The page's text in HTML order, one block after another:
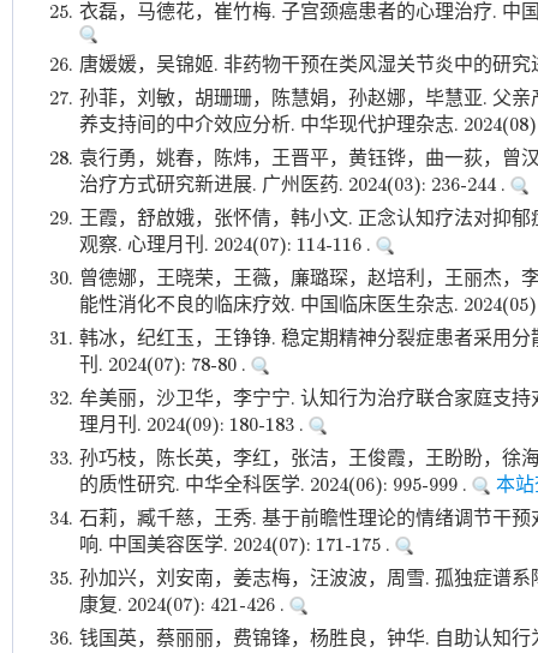
25. 衣磊，马德花，崔竹梅. 子宫颈癌患者的心理治疗. 中
26. 唐媛媛，吴锦姬. 非药物干预在类风湿关节炎中的研究
27. 孙菲，刘敏，胡珊珊，陈慧娟，孙赵娜，毕慧亚. 父
养支持间的中介效应分析. 中华现代护理杂志.
28. 袁行勇，姚春，陈炜，王晋平，黄钰铧，曲一荻，曾
治疗方式研究新进展. 广州医药. 2024(03): 236-244 .
29. 王霞，舒啟娥，张怀倩，韩小文. 正念认知疗法对抑
观察. 心理月刊. 2024(07): 114-116 .
30. 曾德娜，王晓荣，王薇，廉璐琛，赵培利，王丽杰，
能性消化不良的临床疗效. 中国临床医生杂志.
31. 韩冰，纪红玉，王铮铮. 稳定期精神分裂症患者采用
刊. 2024(07): 78-80 .
32. 牟美丽，沙卫华，李宁宁. 认知行为治疗联合家庭支
理月刊. 2024(09): 180-183 .
33. 孙巧枝，陈长英，李红，张洁，王俊霞，王盼盼，徐
的质性研究. 中华全科医学. 2024(06): 995-999 .
本
34. 石莉，臧千慈，王秀. 基于前瞻性理论的情绪调节干
响. 中国美容医学. 2024(07): 171-175 .
35. 孙加兴，刘安南，姜志梅，汪波波，周雪. 孤独症谱
康复. 2024(07): 421-426 .
36. 钱国英，蔡丽丽，费锦锋，杨胜良，钟华. 自助认知